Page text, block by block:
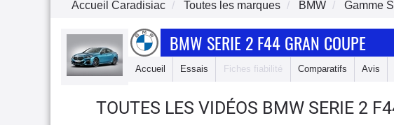
Accueil Caradisiac Toutes les marques BMW Gamme
BMW SERIE 2 F44 GRAN COUPE
Accueil Essais Fiches fiabilité Comparatifs Avis
TOUTES LES VIDÉOS BMW SERIE 2